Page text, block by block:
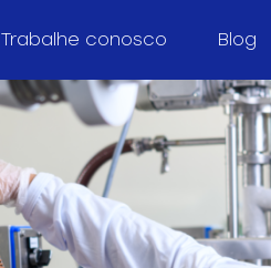
Trabalhe conosco Blog